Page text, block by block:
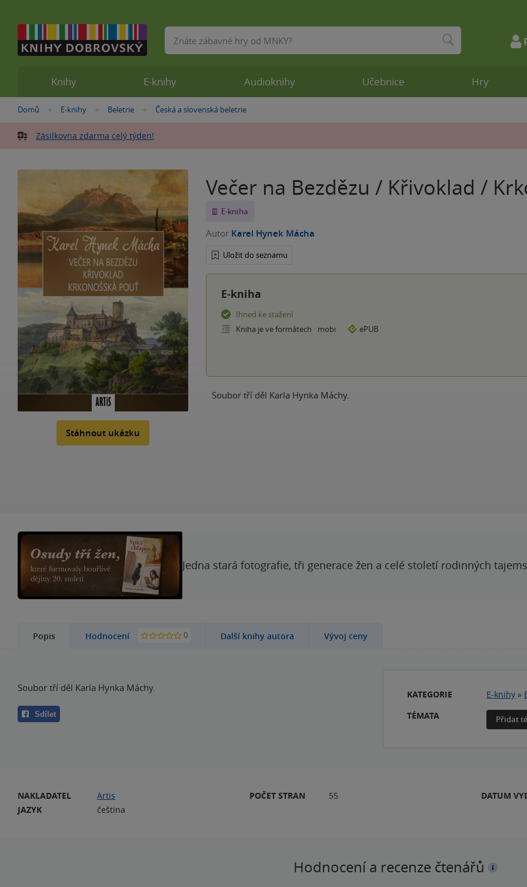
Nacházíte
zde:
Domů »
E-knihy »
Beletrie »
Česká a slovenská beletrie
Zásilkovna zdarma celý týden!
Stáhnout ukázku
Večer na Bezdězu / Křivoklad /
E-kniha
Autor Karel Hynek Mácha
Uložit do seznamu
E-kniha
Ihned ke stažení
Kniha je ve formátech
mobi ePUB
Soubor tří děl Karla Hynka Máchy.
Jedna stará fotografie, tři generace žen a celé století rodinných
Popis Hodnocení 0 Další knihy autora Vývoj ceny
Soubor tří děl Karla Hynka Máchy.
Sdílet
KATEGORIE E-knihy »
TÉMATA
Přidat
NAKLADATEL
Artis
JAZYK
čeština
POČET STRAN 55 DATUM
Hodnocení a recenze čtenářů
Knihy E-knihy Audioknihy Učebnice Hry
Vyhledávání